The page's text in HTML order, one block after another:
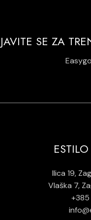
SE ZA
Ilica 19,
Vlaška 7,